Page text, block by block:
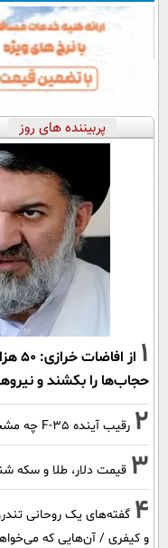
پربیننده های روز
1
از
حجاب‌ها را بکشند و
2 رقیب آینده F-35 چه مشخصاتی دارد؟
3 قیمت دلار، طلا و سکه شنبه ۱۷ مرداد ۱۴۰۵
4
و کیفری / آن‌هایی که می‌خواهند به ۲۵۰ هزار نفر